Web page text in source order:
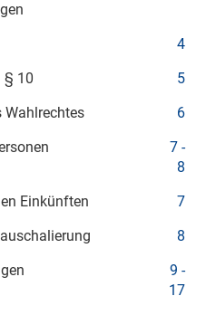
4
§ 10
5
Wahlrechtes
6
7 -
8
Einkünften
7
8
9 -
17